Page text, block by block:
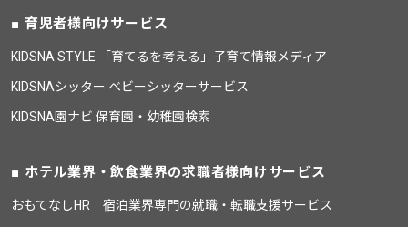
育児者様向けサービス
KIDSNA STYLE 「育てるを考える」子育て情報メディア
KIDSNAシッター ベビーシッターサービス
KIDSNA園ナビ 保育園・幼稚園検索
ホテル業界・飲食業界の求職者様向けサービス
おもてなしHR 宿泊業界専門の就職・転職支援サービス